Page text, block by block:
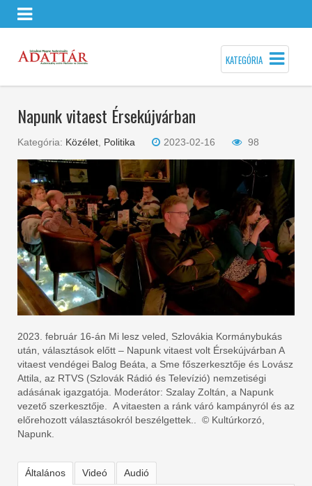
KATEGÓRIA
Napunk vitaest Érsekújvárban
Kategória: Közélet Politika 2023-02-16 98
2023. február 16-án Mi lesz veled, Szlovákia Kormánybukás
után, választások előtt – Napunk vitaest volt Érsekújvárban A
vitaest vendégei Balog Beáta, a Sme főszerkesztője és Lovász
Attila, az RTVS (Szlovák Rádió és Televízió) nemzetiségi
adásának igazgatója. Moderátor: Szalay Zoltán, a Napunk
vezető szerkesztője. A vitaesten a ránk váró kampányról és az
előrehozott választásokról beszélgettek.. © Kultúrkorzó,
Napunk.
Általános Videó Audió